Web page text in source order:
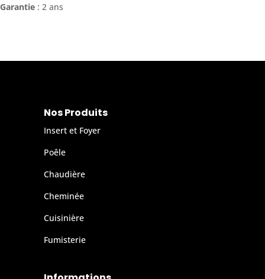
Garantie : 2 ans
Nos Produits
Insert et Foyer
Poêle
Chaudière
Cheminée
Cuisinière
Fumisterie